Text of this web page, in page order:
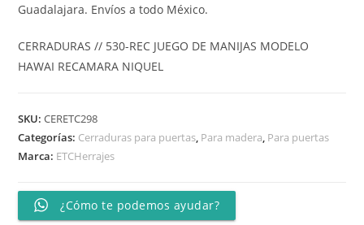
Guadalajara. Envíos a todo México.
CERRADURAS // 530-REC JUEGO DE MANIJAS MODELO
HAWAI RECAMARA NIQUEL
SKU:CERETC298
Categorías: Cerraduras para puertas, Para madera, Para puertas
Marca: ETCHerrajes
¿Cómo te podemos ayudar?